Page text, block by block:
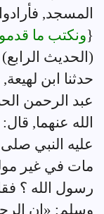
المسجد,
{ونكتب ما
(الحديث
حدثنا ابن
عبد الرحمن
الله عنهما,
عليه النبي صلى
مات في غير
رسول الله ؟
وسلم: «إن